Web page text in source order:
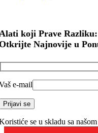
koji Prave Razliku:
Najnovije u
e-mail
se u skladu sa našom